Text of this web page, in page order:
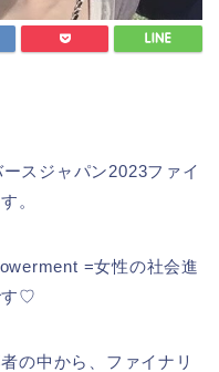
スジャパン2023ファイ
。
=女性の社会進
す♡
の中から、ファイナリ